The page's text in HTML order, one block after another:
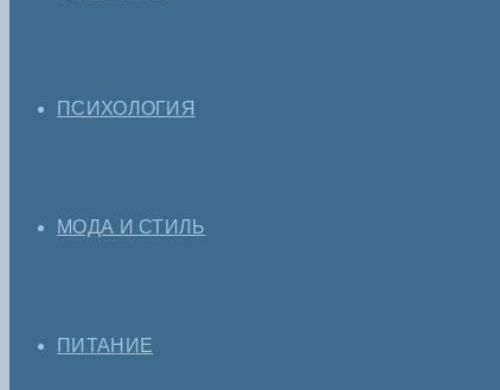
ПСИХОЛОГИЯ
МОДА И СТИЛЬ
ПИТАНИЕ